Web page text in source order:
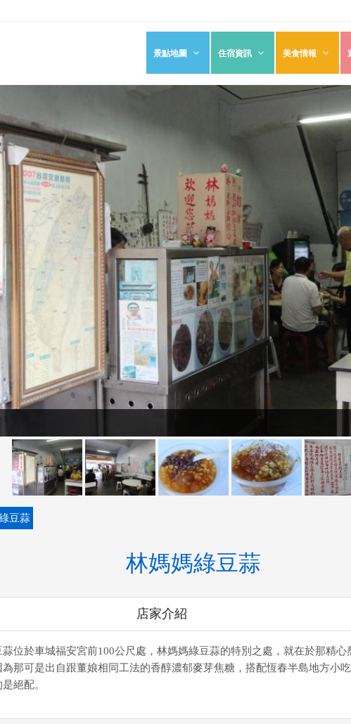
景點地圖 住宿資訊 美食情報
豆蒜
林媽媽綠豆蒜
店家介紹
位於車城福安宮前100公尺處，林媽媽綠豆蒜的特別之處，就在於那精心
為那可是出自跟董娘相同工法的香醇濃郁麥芽焦糖，搭配恆春半島地方小
絕配。